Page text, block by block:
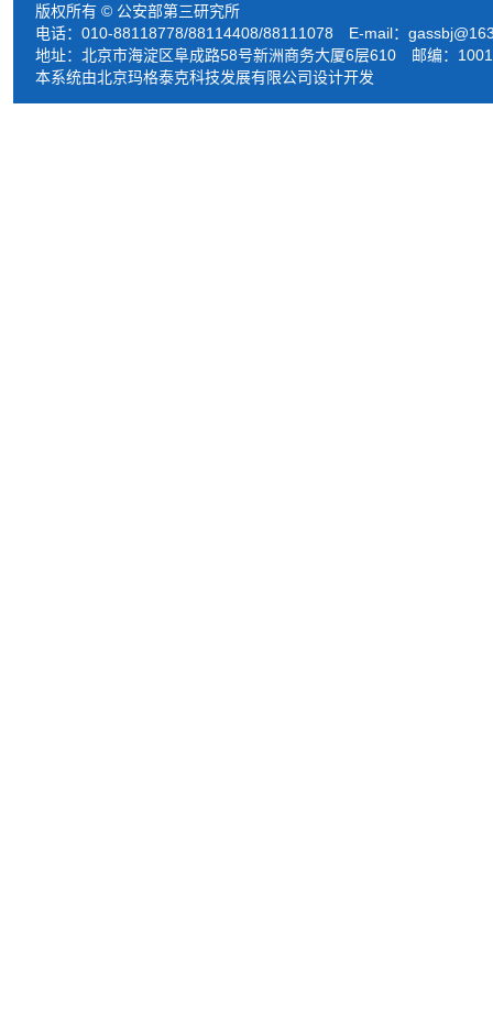
版权所有 © 公安部第三研究所
电话：010-88118778/88114408/88111078 E-mail：
地址：北京市海淀区阜成路58号新洲商务大厦6层610 邮编：
本系统由北京玛格泰克科技发展有限公司设计开发